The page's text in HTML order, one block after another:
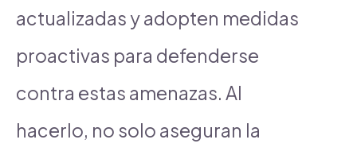
actualizadas y adopten medidas
proactivas para defenderse
contra estas amenazas. Al
hacerlo, no solo aseguran la